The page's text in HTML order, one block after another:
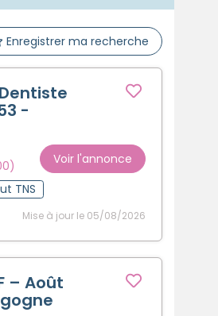
Se connecter
Se
Enregistrer ma recherche
-
Voir l'annonce
TNS
Mise à jour le 05/08/2026
– Août